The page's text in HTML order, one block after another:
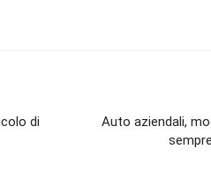
di
Auto aziendali,